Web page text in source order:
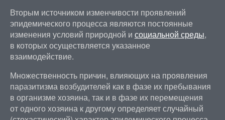
Вторым источником изменчивости проявлений
эпидемического процесса являются постоянные
изменения условий природной и социальной среды,
в которых осуществляется указанное
взаимодействие.
Множественность причин, влияющих на проявления
паразитизма возбудителей как в фазе их пребывания
в организме хозяина, так и в фазе их перемещения
от одного хозяина к другому определяет случайный